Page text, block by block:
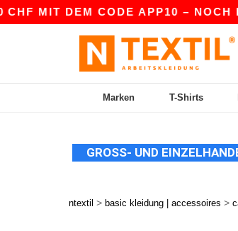
DEM CODE APP10 – NOCH
Marken T-Shirts
GROSS- UND
ntextil > basic kleidung | accessoires >